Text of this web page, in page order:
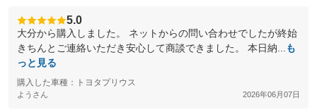
5.0
大分から購入しました。 ネットからの問い合わせでしたが終始
きちんとご連絡いただき安心して商談できました。 本日納...
も
っと見る
購入した車種：トヨタプリウス
ようさん 2026年06月07日